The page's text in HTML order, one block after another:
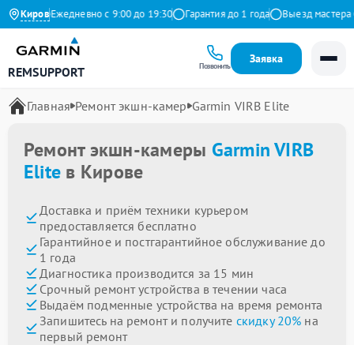
КировЕжедневно с 9:00 до 19:30 Гарантия до 1 года Выезд мастера
REMSUPPORT Позвонить
Заявка
Главная Ремонт экшн-камер Garmin VIRB Elite
Ремонт экшн-камеры Garmin VIRB
Elite в Кирове
Доставка и приём техники курьером
предоставляется бесплатно
Гарантийное и постгарантийное обслуживание до
1 года
Диагностика производится за 15 мин
Срочный ремонт устройства в течении часа
Выдаём подменные устройства на время ремонта
Запишитесь на ремонт и получите скидку 20% на
первый ремонт